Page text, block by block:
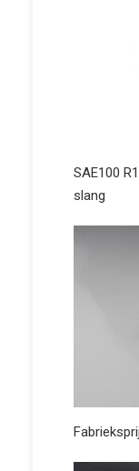
SAE100
slang